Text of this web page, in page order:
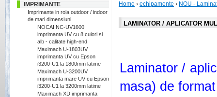
IMPRIMANTE
Imprimante in rola outdoor / indoor
de mari dimensiuni
NOCAI NC-UV1600
imprimanta UV cu 8 culori si
alb - calitate high-end
Maximach U-1803UV
imprimanta UV cu Epson
i3200-U1 la 1800mm latime
Maximach U-3200UV
imprimanta mare UV cu Epson
i3200-U1 la 3200mm latime
Maximach XD imprimanta
Home › echipamente › NOU -
LAMINATOR / APLICATOR
Laminator /
masa) de